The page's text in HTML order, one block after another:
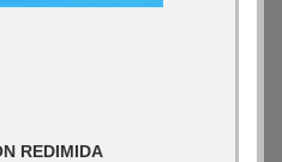
REDIMIDA